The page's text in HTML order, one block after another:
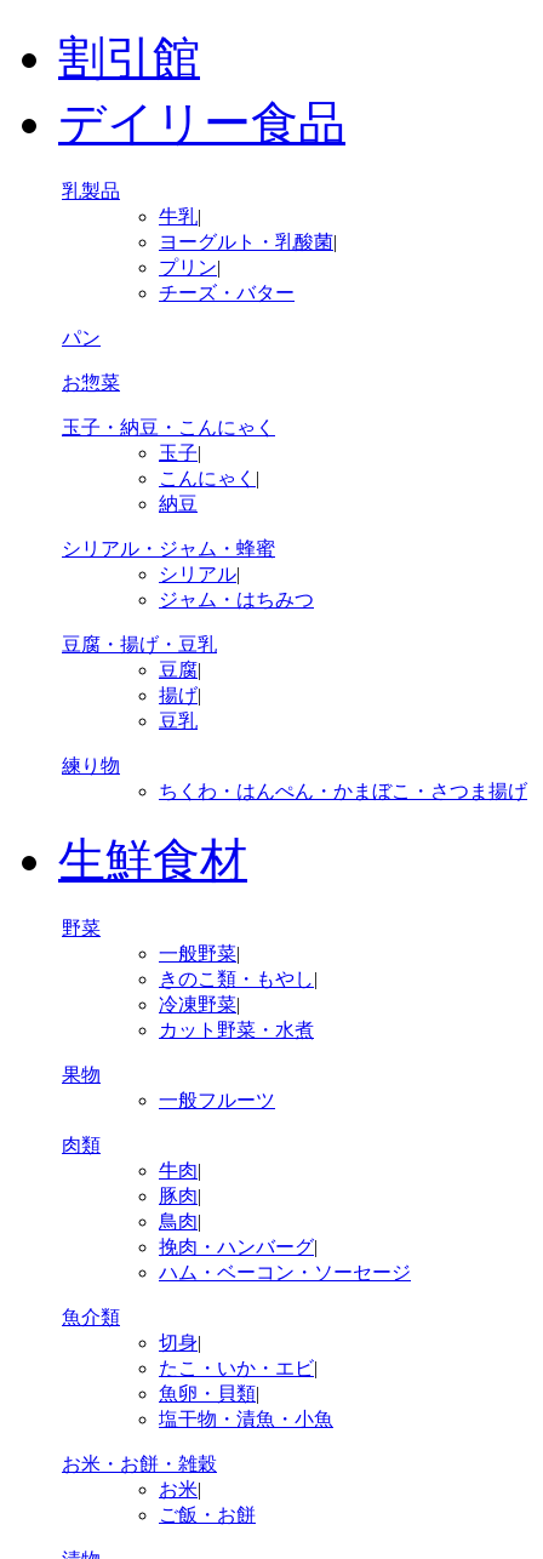
割引館
デイリー食品
乳製品
牛乳|
ヨーグルト・乳酸菌|
プリン|
チーズ・バター
パン
お惣菜
玉子・納豆・こんにゃく
玉子|
こんにゃく |
納豆
シリアル・ジャム・蜂蜜
シリアル|
ジャム・はちみつ
豆腐・揚げ・豆乳
豆腐|
揚げ|
豆乳
練り物
ちくわ・はんぺん・かまぼこ・さつま揚げ
生鮮食材
野菜
一般野菜|
きのこ類・もやし|
冷凍野菜|
カット野菜・水煮
果物
一般フルーツ
肉類
牛肉|
豚肉|
鳥肉|
挽肉・ハンバーグ|
ハム・ベーコン・ソーセージ
魚介類
切身|
たこ・いか・エビ|
魚卵・貝類|
塩干物・漬魚・小魚
お米・お餅・雑穀
お米|
ご飯・お餅